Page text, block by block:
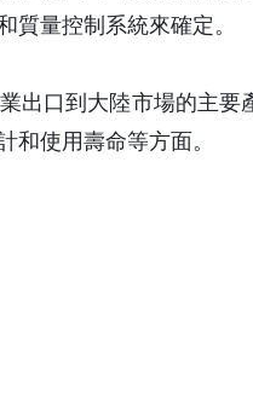
量控制系統來確定。
出口到大陸市場的主
使用壽命等方面。